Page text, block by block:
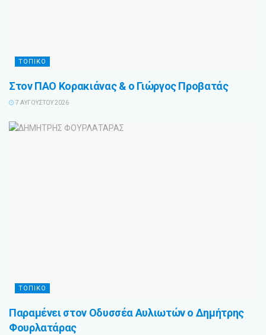
ΤΟΠΙΚΟ
Στον ΠΑΟ Κορακιάνας & ο Γιώργος Προβατάς
7 ΑΥΓΟΎΣΤΟΥ 2026
ΤΟΠΙΚΟ
Παραμένει στον Οδυσσέα Αυλιωτών ο Δημήτρης
Φουρλατάρας